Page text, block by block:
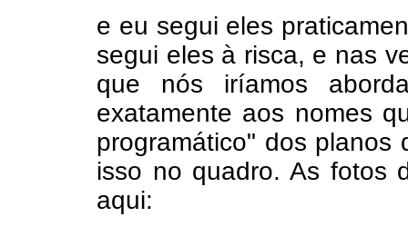
e eu segui eles
segui eles à risca, e nas
que nós iríamos
exatamente aos nomes
programático" dos planos
isso no quadro. As fotos
aqui: